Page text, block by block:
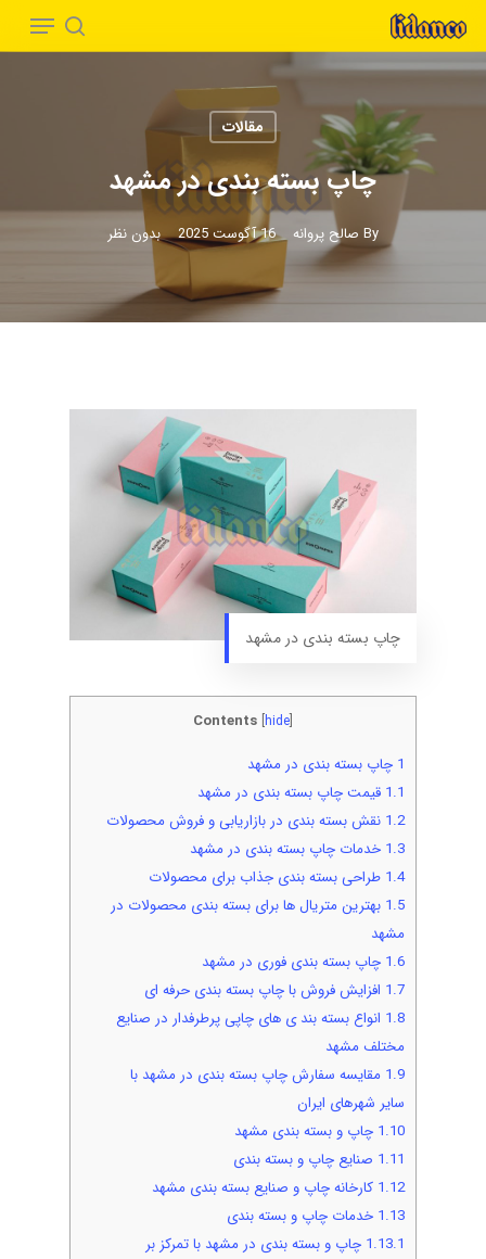
main
search
Menu
مقالات
چاپ بسته بندی در مشهد
By صالح پروانه 16 آگوست 2025 بدون نظر
چاپ بسته بندی در مشهد
Contents [hide]
1 چاپ بسته بندی در مشهد
1.1 قیمت چاپ بسته بندی در مشهد
1.2 نقش بسته بندی در بازاریابی و فروش محصولات
1.3 خدمات چاپ بسته بندی در مشهد
1.4 طراحی بسته بندی جذاب برای محصولات
1.5 بهترین متریال ها برای بسته بندی محصولات در
مشهد
1.6 چاپ بسته بندی فوری در مشهد
1.7 افزایش فروش با چاپ بسته بندی حرفه ای
1.8 انواع بسته بند ی های چاپی پرطرفدار در صنایع
مختلف مشهد
1.9 مقایسه سفارش چاپ بسته بندی در مشهد با
سایر شهرهای ایران
1.10 چاپ و بسته بندی مشهد
1.11 صنایع چاپ و بسته بندی
1.12 کارخانه چاپ و صنایع بسته بندی مشهد
1.13 خدمات چاپ و بسته بندی
1.13.1 چاپ و بسته بندی در مشهد با تمرکز بر
Close